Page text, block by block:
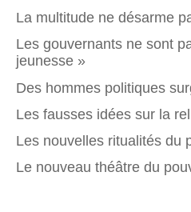
La multitude ne désarme
Les gouvernants ne sont
jeunesse »
Des hommes politiques
Les fausses idées sur la
Les nouvelles ritualités du
Le nouveau théâtre du